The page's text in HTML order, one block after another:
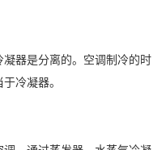
器是分离的。空调制冷的时
冷凝器。